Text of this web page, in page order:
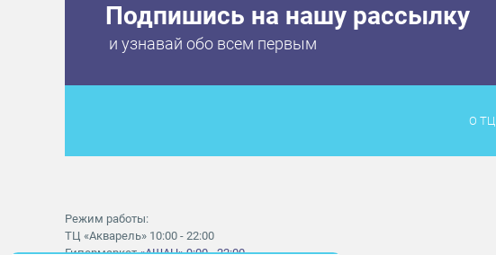
Подпишись на нашу рассылку
и узнавай обо всем первым
О ТЦ
Режим работы:
ТЦ «Акварель» 10:00 - 22:00